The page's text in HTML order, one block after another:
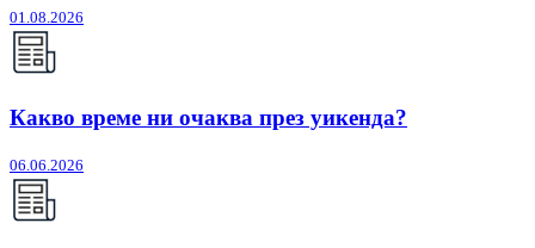
01.08.2026
Какво време ни очаква през уикенда?
06.06.2026